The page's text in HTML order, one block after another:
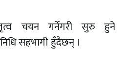
चयन गर्नेगरी सुरु हुने
सहभागी हुँदैछन् ।